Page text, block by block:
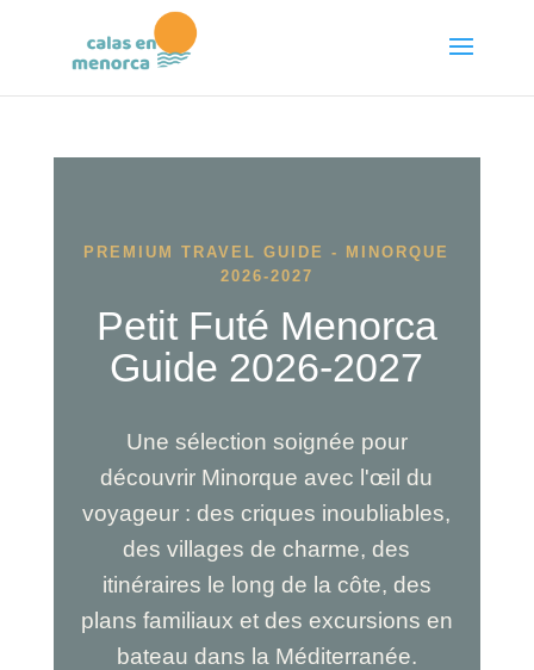
PREMIUM TRAVEL GUIDE - MINORQUE
2026-2027
Petit Futé Menorca
Guide 2026-2027
Une sélection soignée pour
découvrir Minorque avec l'œil du
voyageur : des criques inoubliables,
des villages de charme, des
itinéraires le long de la côte, des
plans familiaux et des excursions en
bateau dans la Méditerranée.